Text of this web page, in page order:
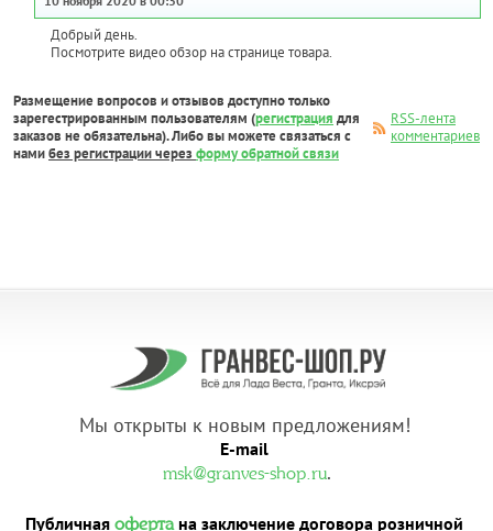
Добрый день.
Посмотрите видео обзор на странице товара.
Размещение вопросов и отзывов доступно только
зарегестрированным пользователям (регистрация для
заказов не обязательна). Либо вы можете связаться с
намибез регистрации через форму обратной связи
RSS-лента
комментариев
Мы открыты к новым предложениям!
E-mail
msk@granves-shop.ru.
Публичная офертана заключение договора розничной